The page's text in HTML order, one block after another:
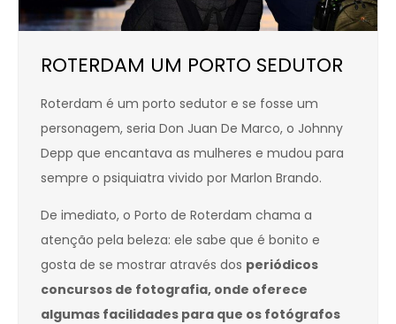
ROTERDAM UM PORTO SEDUTOR
Roterdam é um porto sedutor e se fosse um
personagem, seria Don Juan De Marco, o Johnny
Depp que encantava as mulheres e mudou para
sempre o psiquiatra vivido por Marlon Brando.
De imediato, o Porto de Roterdam chama a
atenção pela beleza: ele sabe que é bonito e
gosta de se mostrar através dos periódicos
concursos de fotografia, onde oferece
algumas facilidades para que os fotógrafos